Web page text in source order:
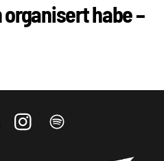
habe –